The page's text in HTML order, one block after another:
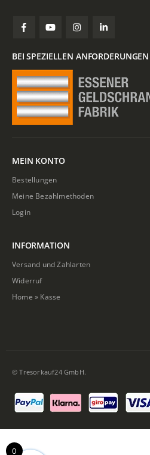
BEI SPEZIELLEN ANFORDERUNGEN
MEIN KONTO
Bestellungen
Meine Bezahlmethoden
Login
INFORMATION
Versand und Zahlarten
Widerruf
Home » Kasse
© Tresorkauf24 GmbH.
0